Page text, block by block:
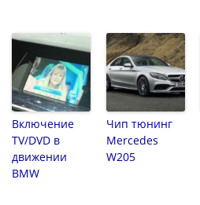
Включение
TV/DVD в
движении
BMW
Чип тюнинг
Mercedes
W205